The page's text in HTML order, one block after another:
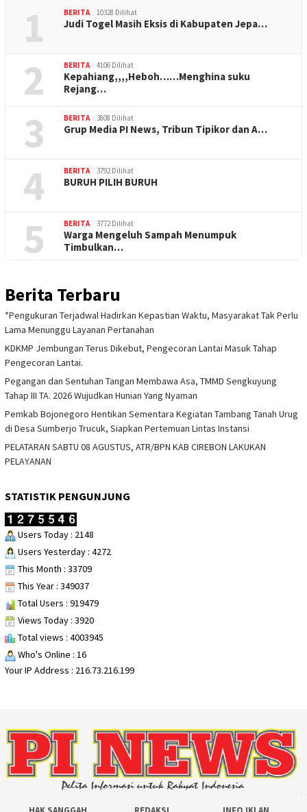
1 BERITA 10328 Dilihat
Judi Togel Masih Eksis di Kabupaten Jepa…
2 BERITA 4106 Dilihat
Kepahiang,,,,Heboh……Menghina suku
Rejang…
3 BERITA 3808 Dilihat
Grup Media PI News, Tribun Tipikor dan A…
4 BERITA 3792 Dilihat
BURUH PILIH BURUH
5 BERITA 3772 Dilihat
Warga Mengeluh Sampah Menumpuk
Timbulkan…
Berita Terbaru
*Pengukuran Terjadwal Hadirkan Kepastian Waktu, Masyarakat Tak Perlu
Lama Menunggu Layanan Pertanahan
KDKMP Jembungan Terus Dikebut, Pengecoran Lantai Masuk Tahap
Pengecoran Lantai.
Pegangan dan Sentuhan Tangan Membawa Asa, TMMD Sengkuyung
Tahap III TA. 2026 Wujudkan Hunian Yang Nyaman
Pemkab Bojonegoro Hentikan Sementara Kegiatan Tambang Tanah Urug
di Desa Sumberjo Trucuk, Siapkan Pertemuan Lintas Instansi
PELATARAN SABTU 08 AGUSTUS, ATR/BPN KAB CIREBON LAKUKAN
PELAYANAN
STATISTIK PENGUNJUNG
Users Today : 2148
Users Yesterday : 4272
This Month : 33709
This Year : 349037
Total Users : 919479
Views Today : 3920
Total views : 4003945
Who's Online : 16
Your IP Address : 216.73.216.199